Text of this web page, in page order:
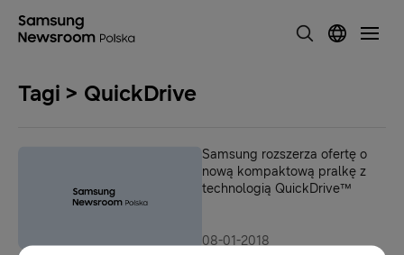
Tagi > QuickDrive
Samsung rozszerza ofertę o
nową kompaktową pralkę z
technologią QuickDrive™
08-01-2018